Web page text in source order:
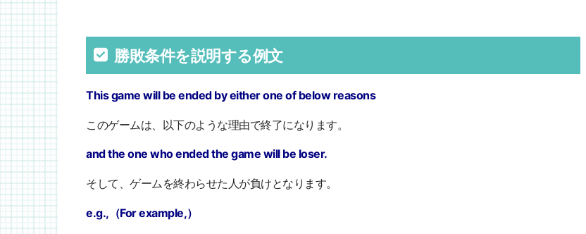
勝敗条件を説明する例文
This game will be ended by either one of below reasons
このゲームは、以下のような理由で終了になります。
and the one who ended the game will be loser.
そして、ゲームを終わらせた人が負けとなります。
e.g.,（For example,）